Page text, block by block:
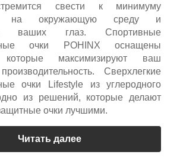
свести к минимуму
на окружающую среду и
ваших глаз. Спортивные
очки POHINX оснащены
которые максимизируют ваш
Сверхлегкие
очки Lifestyle из углеродного
из решений, которые делают
очки лучшими.
Читать далее